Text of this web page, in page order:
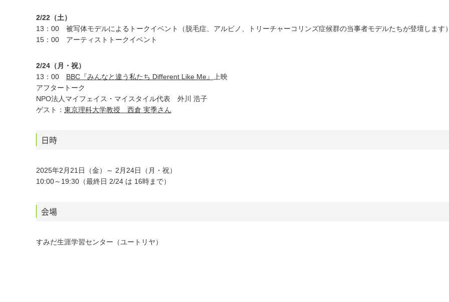
2/22（土）
13：00 被写体モデルによるトークイベント（脱毛症、アルビノ、トリーチャーコリンズ症候群の当事者モデルたちが登壇します
15：00 アーティストトークイベント
2/24（月・祝）
13：00 BBC『みんなと違う私たち Different Like Me』
上映
アフタートーク
NPO法人マイフェイス・マイスタイル代表 外川 浩子
ゲスト： 東京理科大学教授 西倉 実季さん
日時
2025年2月21日（金）～ 2月24日（月・祝）
10:00～19:30（最終日 2/24 は 16時まで）
会場
すみだ生涯学習センター（ユートリヤ）